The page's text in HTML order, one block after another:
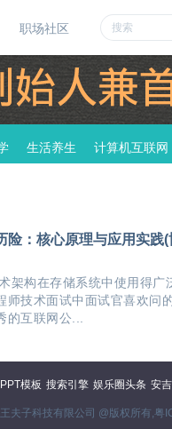
职场社区
生活养生 计算机互联网
险：核心原理与应用实践(
架构在存储系统中使用得广
师技术面试中面试官喜欢问
互联网公...
PPT模板 搜索引擎 娱乐圈头条 安
夫子科技有限公司 @版权所有,粤